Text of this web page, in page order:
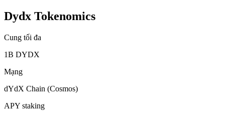
Dydx Tokenomics
Cung tối đa
1B DYDX
Mạng
dYdX Chain (Cosmos)
APY staking